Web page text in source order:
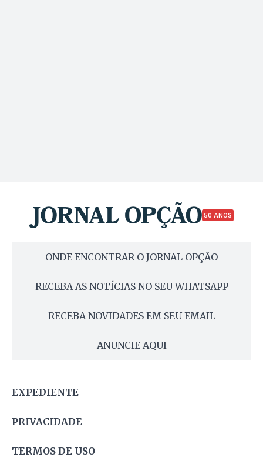
50 ANOS
ONDE ENCONTRAR O JORNAL OPÇÃO
RECEBA AS NOTÍCIAS NO SEU WHATSAPP
RECEBA NOVIDADES EM SEU EMAIL
ANUNCIE AQUI
EXPEDIENTE
PRIVACIDADE
TERMOS DE USO